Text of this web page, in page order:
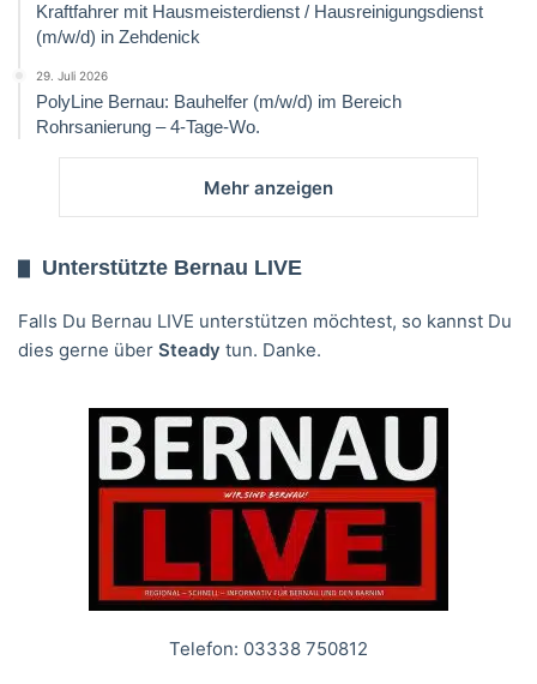
Kraftfahrer mit Hausmeisterdienst / Hausreinigungsdienst
(m/w/d) in Zehdenick
29. Juli 2026
PolyLine Bernau: Bauhelfer (m/w/d) im Bereich
Rohrsanierung – 4-Tage-Wo.
Mehr anzeigen
Unterstützte Bernau LIVE
Falls Du Bernau LIVE unterstützen möchtest, so kannst Du
dies gerne über Steady tun. Danke.
Telefon: 03338 750812